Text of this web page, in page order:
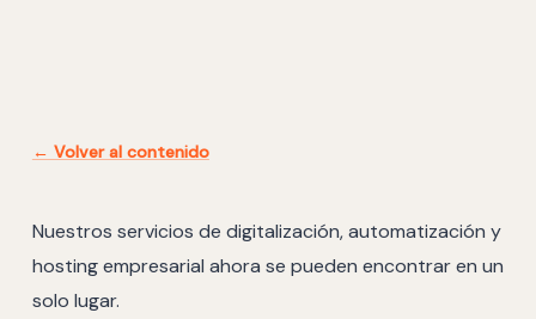
← Volver al contenido
Nuestros servicios de digitalización, automatización y
hosting empresarial ahora se pueden encontrar en un
solo lugar.